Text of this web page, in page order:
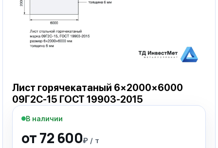
Лист горячекатаный 6×2000×6000
09Г2С-15 ГОСТ 19903-2015
В наличии
от 72 600₽ / т